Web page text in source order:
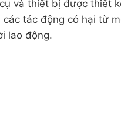
và thiết bị được thiết
tác động có hại từ
lao động.